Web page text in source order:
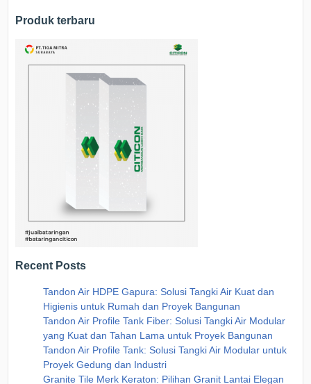
Produk terbaru
Recent Posts
Tandon Air HDPE Gapura: Solusi Tangki Air Kuat dan
Higienis untuk Rumah dan Proyek Bangunan
Tandon Air Profile Tank Fiber: Solusi Tangki Air Modular
yang Kuat dan Tahan Lama untuk Proyek Bangunan
Tandon Air Profile Tank: Solusi Tangki Air Modular untuk
Proyek Gedung dan Industri
Granite Tile Merk Keraton: Pilihan Granit Lantai Elegan